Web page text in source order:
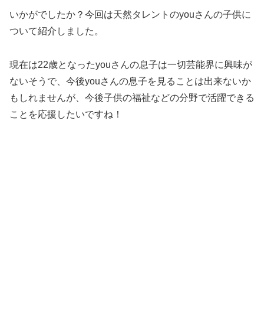
いかがでしたか？今回は天然タレントのyouさんの子供に
ついて紹介しました。
現在は22歳となったyouさんの息子は一切芸能界に興味が
ないそうで、今後youさんの息子を見ることは出来ないか
もしれませんが、今後子供の福祉などの分野で活躍できる
ことを応援したいですね！